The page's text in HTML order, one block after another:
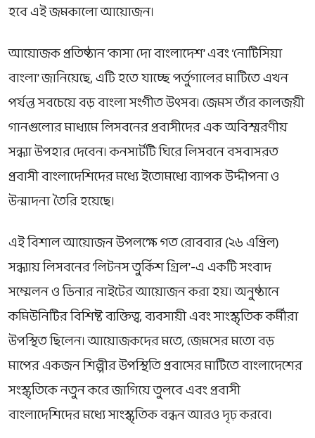
হবে এই জমকালো আয়োজন।
আয়োজক প্রতিষ্ঠান ‘কাসা দো বাংলাদেশ’ এবং ‘নোটিসিয়া
বাংলা’ জানিয়েছে, এটি হতে যাচ্ছে পর্তুগালের মাটিতে এখন
পর্যন্ত সবচেয়ে বড় বাংলা সংগীত উৎসব। জেমস তাঁর কালজয়ী
গানগুলোর মাধ্যমে লিসবনের প্রবাসীদের এক অবিস্মরণীয়
সন্ধ্যা উপহার দেবেন। কনসার্টটি ঘিরে লিসবনে বসবাসরত
প্রবাসী বাংলাদেশিদের মধ্যে ইতোমধ্যে ব্যাপক উদ্দীপনা ও
উন্মাদনা তৈরি হয়েছে।
এই বিশাল আয়োজন উপলক্ষে গত রোববার (২৬ এপ্রিল)
সন্ধ্যায় লিসবনের ‘লিটনস তুর্কিশ গ্রিল’-এ একটি সংবাদ
সম্মেলন ও ডিনার নাইটের আয়োজন করা হয়। অনুষ্ঠানে
কমিউনিটির বিশিষ্ট ব্যক্তিত্ব, ব্যবসায়ী এবং সাংস্কৃতিক কর্মীরা
উপস্থিত ছিলেন। আয়োজকদের মতে, জেমসের মতো বড়
মাপের একজন শিল্পীর উপস্থিতি প্রবাসের মাটিতে বাংলাদেশের
সংস্কৃতিকে নতুন করে জাগিয়ে তুলবে এবং প্রবাসী
বাংলাদেশিদের মধ্যে সাংস্কৃতিক বন্ধন আরও দৃঢ় করবে।